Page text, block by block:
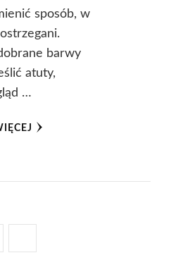
sposób, w
barwy
atuty,
…